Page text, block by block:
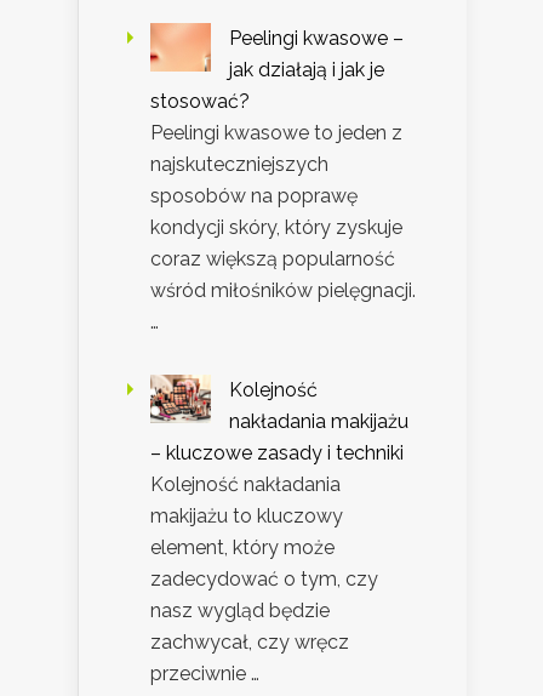
Peelingi kwasowe –
jak działają i jak je
stosować?
Peelingi kwasowe to jeden z
najskuteczniejszych
sposobów na poprawę
kondycji skóry, który zyskuje
coraz większą popularność
wśród miłośników pielęgnacji.
…
Kolejność
nakładania makijażu
– kluczowe zasady i techniki
Kolejność nakładania
makijażu to kluczowy
element, który może
zadecydować o tym, czy
nasz wygląd będzie
zachwycał, czy wręcz
przeciwnie …